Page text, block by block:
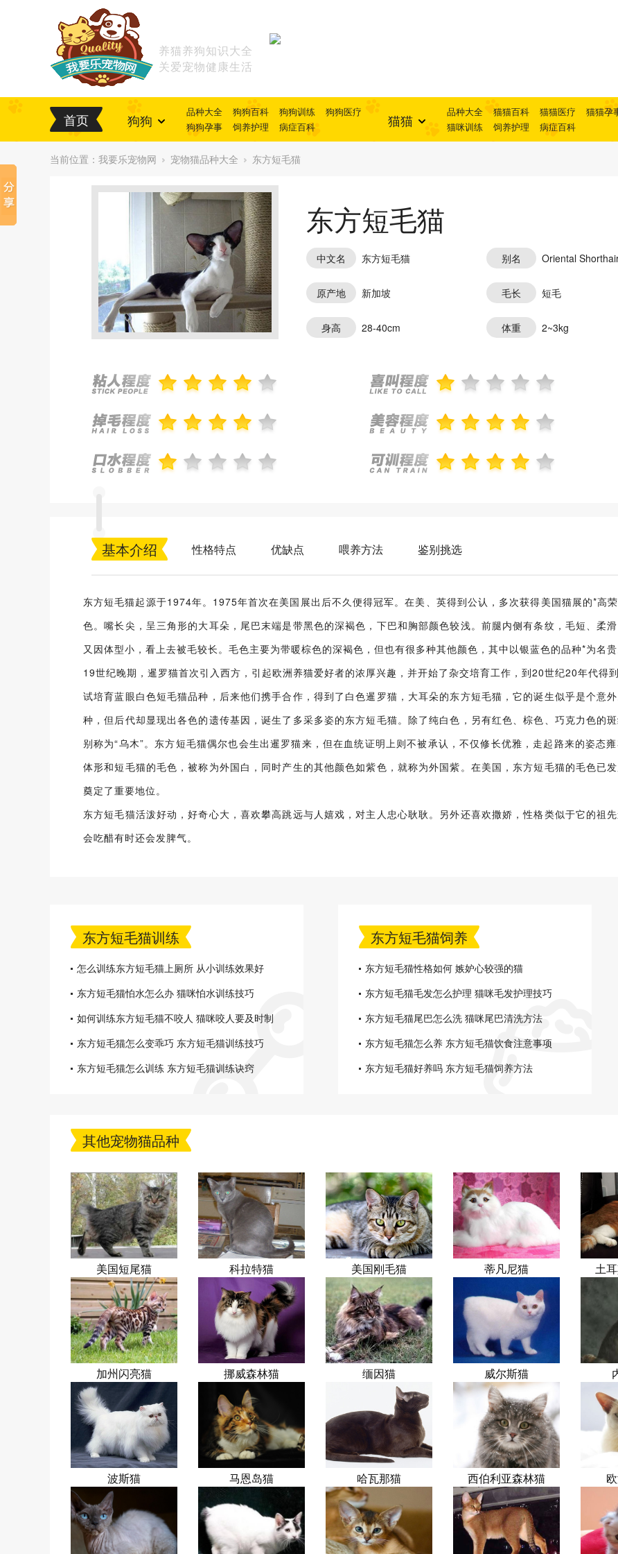
养猫养狗知识大全
关爱宠物健康生活
首页 狗狗 品种大全 狗狗百科 狗狗训练
狗狗医疗
狗狗孕事
饲养护理 病症百科 猫猫 品种大全 猫猫百科 猫猫医疗
猫猫孕
猫咪训练
饲养护理 病症百科
当前位置： 我要乐宠物网 宠物猫品种大全 东方短毛猫
东方短毛猫
中文名 东方短毛猫 别名 Oriental
原产地 新加坡 毛长 短毛
身高 28-40cm 体重 2~3kg
基本介绍 性格特点 优缺点 喂养方法 鉴别挑选
东方短毛猫起源于1974年。1975年首次在美国展出后不久便得冠军。在美、英得到公认，多次获得美国猫展的*高
色。嘴长尖，呈三角形的大耳朵，尾巴末端是带黑色的深褐色，下巴和胸部颜色较浅。前腿内侧有条纹，毛短、柔
又因体型小，看上去被毛较长。毛色主要为带暖棕色的深褐色，但也有很多种其他颜色，其中以银蓝色的品种*为名贵
19世纪晚期，暹罗猫首次引入西方，引起欧洲养猫爱好者的浓厚兴趣，并开始了杂交培育工作，到20世纪20年代得
试培育蓝眼白色短毛猫品种，后来他们携手合作，得到了白色暹罗猫，大耳朵的东方短毛猫，它的诞生似乎是个意
种，但后代却显现出各色的遗传基因，诞生了多采多姿的东方短毛猫。除了纯白色，另有红色、棕色、巧克力色的
别称为“乌木”。东方短毛猫偶尔也会生出暹罗猫来，但在血统证明上则不被承认，不仅修长优雅，走起路来的姿态
体形和短毛猫的毛色，被称为外国白，同时产生的其他颜色如紫色，就称为外国紫。在美国，东方短毛猫的毛色已
奠定了重要地位。
东方短毛猫活泼好动，好奇心大，喜欢攀高跳远与人嬉戏，对主人忠心耿耿。另外还喜欢撒娇，性格类似于它的祖
会吃醋有时还会发脾气。
东方短毛猫训练
怎么训练东方短毛猫上厕所 从小训练效果好
东方短毛猫怕水怎么办 猫咪怕水训练技巧
如何训练东方短毛猫不咬人 猫咪咬人要及时制
止东方短毛猫怎么变乖巧 东方短毛猫训练技巧
东方短毛猫怎么训练 东方短毛猫训练诀窍
东方短毛猫饲养
东方短毛猫性格如何 嫉妒心较强的猫
东方短毛猫毛发怎么护理 猫咪毛发护理技巧
东方短毛猫尾巴怎么洗 猫咪尾巴清洗方法
东方短毛猫怎么养 东方短毛猫饮食注意事项
东方短毛猫好养吗 东方短毛猫饲养方法
其他宠物猫品种
美国短尾猫 科拉特猫 美国刚毛猫 蒂凡尼猫 土
加州闪亮猫 挪威森林猫 缅因猫 威尔斯猫
波斯猫 马恩岛猫 哈瓦那猫 西伯利亚森林猫